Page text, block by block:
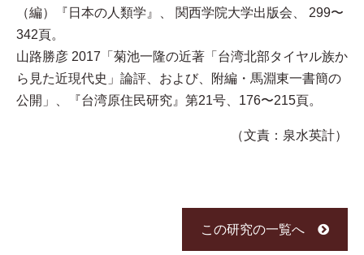
（編）『日本の人類学』、 関西学院大学出版会、 299〜
342頁。
山路勝彦 2017「菊池一隆の近著「台湾北部タイヤル族か
ら見た近現代史」論評、および、附編・馬淵東一書簡の
公開」、『台湾原住民研究』第21号、176〜215頁。
（文責：泉水英計）
この研究の一覧へ